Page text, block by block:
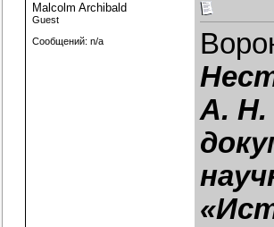
Malcolm Archibald
Guest
Сообщений: n/a
А. Н.